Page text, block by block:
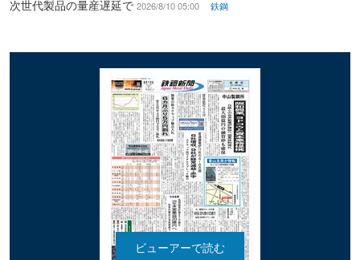
次世代製品の量産遅延で 2026/8/10 05:00 鉄鋼